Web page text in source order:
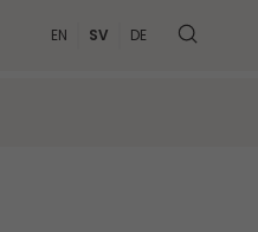
EN SV DE